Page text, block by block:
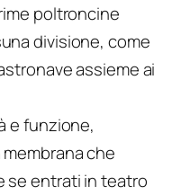
poltroncine
divisione, come
assieme ai
e funzione,
che
se entrati in teatro